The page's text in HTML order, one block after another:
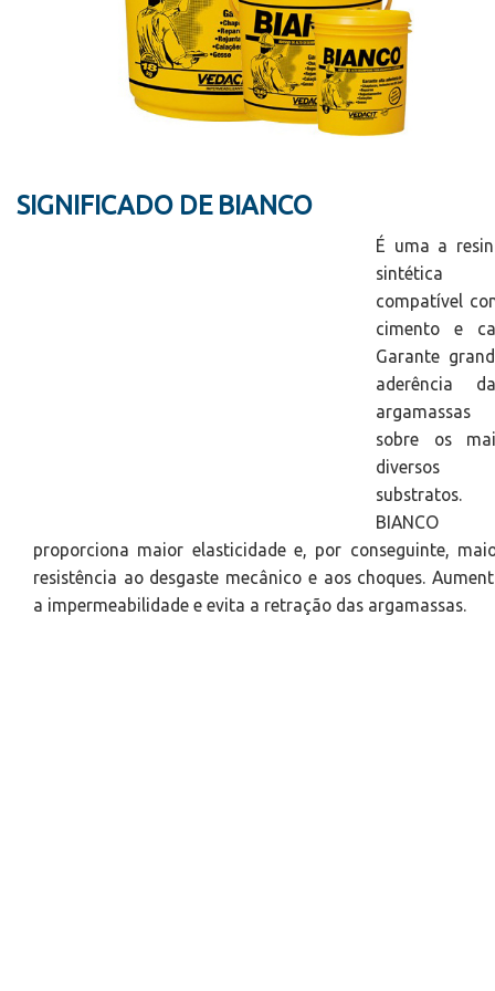
SIGNIFICADO DE BIANCO
É uma a
sintética
compatível
cimento e
Garante
aderência
argamassas
sobre os
diversos
substratos.
BIANCO
proporciona maior elasticidade e, por conseguinte,
resistência ao desgaste mecânico e aos choques.
a impermeabilidade e evita a retração das argamassas.